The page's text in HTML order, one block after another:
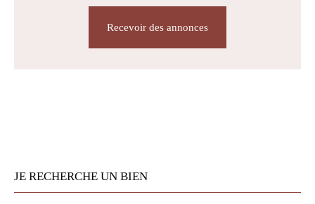
Recevoir des annonces
JE RECHERCHE UN BIEN